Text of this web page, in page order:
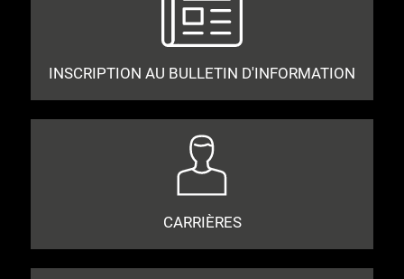
INSCRIPTION AU BULLETIN D'INFORMATION
CARRIÈRES